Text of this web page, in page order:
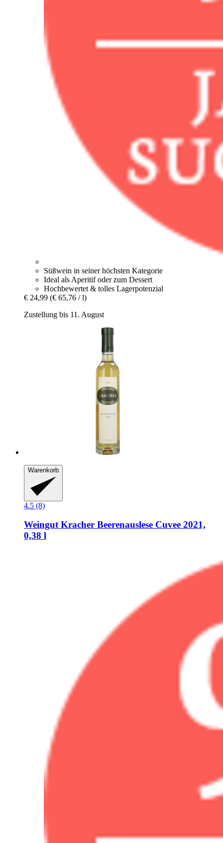
Süßwein in seiner höchsten Kategorie
Ideal als Aperitif oder zum Dessert
Hochbewertet & tolles Lagerpotenzial
€ 24,99 (€ 65,76 / l)
Zustellung bis 11. August
Warenkorb
4.5 (8)
Weingut Kracher Beerenauslese Cuvee 2021,
0,38 l